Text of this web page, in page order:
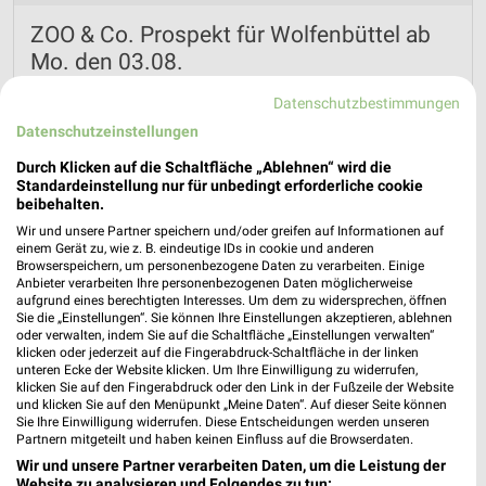
ZOO & Co. Prospekt für Wolfenbüttel ab
Mo. den 03.08.
📅 Kalendereintrag erstellen
PROSPEKT BLÄTTERN
MEHR PROSPEKTE
weekli - Prospekte & Angebote App
Alle ZOO & Co. Angebote immer griffbereit – mit der
Datenschutzbestimmungen
Datenschutzeinstellungen
Durch Klicken auf die Schaltfläche „Ablehnen“ wird die
Standardeinstellung nur für unbedingt erforderliche cookie
beibehalten.
Wir und unsere Partner speichern und/oder greifen auf Informationen auf
einem Gerät zu, wie z. B. eindeutige IDs in cookie und anderen
Browserspeichern, um personenbezogene Daten zu verarbeiten. Einige
Anbieter verarbeiten Ihre personenbezogenen Daten möglicherweise
aufgrund eines berechtigten Interesses. Um dem zu widersprechen, öffnen
Sie die „Einstellungen“. Sie können Ihre Einstellungen akzeptieren, ablehnen
oder verwalten, indem Sie auf die Schaltfläche „Einstellungen verwalten“
klicken oder jederzeit auf die Fingerabdruck-Schaltfläche in der linken
unteren Ecke der Website klicken. Um Ihre Einwilligung zu widerrufen,
klicken Sie auf den Fingerabdruck oder den Link in der Fußzeile der Website
und klicken Sie auf den Menüpunkt „Meine Daten“. Auf dieser Seite können
Sie Ihre Einwilligung widerrufen. Diese Entscheidungen werden unseren
Partnern mitgeteilt und haben keinen Einfluss auf die Browserdaten.
Wir und unsere Partner verarbeiten Daten, um die Leistung der